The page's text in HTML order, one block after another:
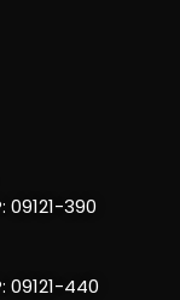
09121-390
09121-440